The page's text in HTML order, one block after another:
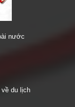
nước
du lịch